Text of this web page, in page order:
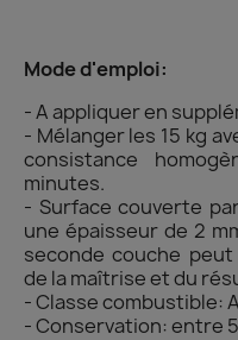
Mode d'emploi:
- A appliquer en
- Mélanger les 15 kg
consistance
minutes.
- Surface couverte
une épaisseur de 2
seconde couche
de la maîtrise et du
- Classe combustible:
- Conservation: entre